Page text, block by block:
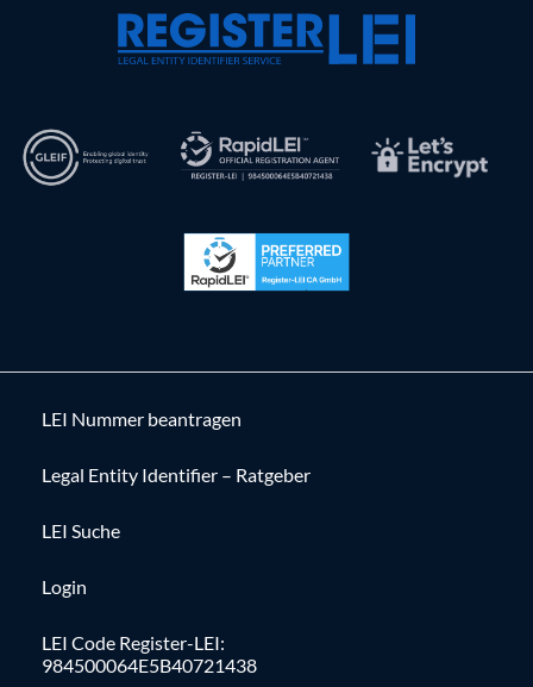
LEI Nummer beantragen
Legal Entity Identifier – Ratgeber
LEI Suche
Login
LEI Code Register-LEI:
984500064E5B40721438